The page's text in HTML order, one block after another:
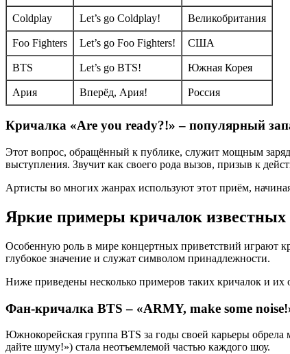
Coldplay Let’s go Coldplay! Великобритания
Foo Fighters Let’s go Foo Fighters! США
BTS Let’s go BTS! Южная Корея
Ария Вперёд, Ария! Россия
Кричалка «Are you ready?!» – популярный
Этот вопрос, обращённый к публике, служит мощным
выступления. Звучит как своего рода вызов, призыв к
Артисты во многих жанрах используют этот приём,
Яркие примеры кричалок известных
Особенную роль в мире концертных приветствий играют
глубокое значение и служат символом принадлежности.
Ниже приведены несколько примеров таких кричалок и их
Фан-кричалка BTS – «ARMY, make some
Южнокорейская группа BTS за годы своей карьеры
дайте шуму!») стала неотъемлемой частью каждого шоу.